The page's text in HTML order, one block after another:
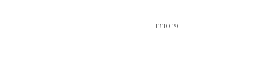
פרסומת